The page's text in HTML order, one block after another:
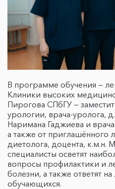
В программе обучения —
Клиники высоких
Пирогова СПбГУ —
урологии, врача-уролога,
Наримана Гаджиева и
а также от приглашённого
диетолога, доцента, к.м.н.
специалисты осветят
вопросы профилактики и
болезни, а также ответят
обучающихся.